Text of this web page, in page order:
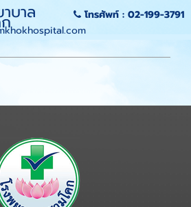
บาล โทรศัพท์ : 02-199-3791